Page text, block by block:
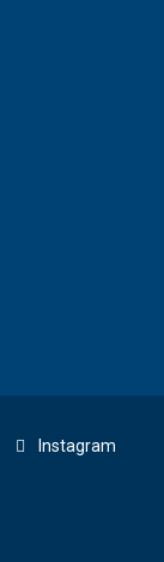
Instagram